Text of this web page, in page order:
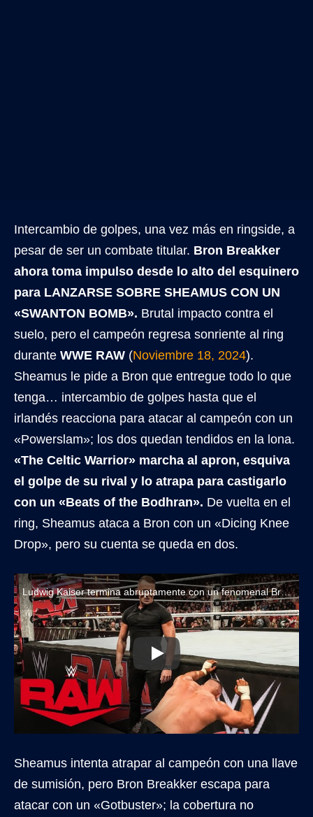
Intercambio de golpes, una vez más en ringside, a
pesar de ser un combate titular. Bron Breakker
ahora toma impulso desde lo alto del esquinero
para LANZARSE SOBRE SHEAMUS CON UN
«SWANTON BOMB». Brutal impacto contra el
suelo, pero el campeón regresa sonriente al ring
durante WWE RAW (Noviembre 18, 2024).
Sheamus le pide a Bron que entregue todo lo que
tenga… intercambio de golpes hasta que el
irlandés reacciona para atacar al campeón con un
«Powerslam»; los dos quedan tendidos en la lona.
«The Celtic Warrior» marcha al apron, esquiva
el golpe de su rival y lo atrapa para castigarlo
con un «Beats of the Bodhran». De vuelta en el
ring, Sheamus ataca a Bron con un «Dicing Knee
Drop», pero su cuenta se queda en dos.
Ludwig Kaiser termina abruptamente con un fenomenal Bron Breakker vs Sheamus por el Título Intercontinental
Sheamus intenta atrapar al campeón con una llave
de sumisión, pero Bron Breakker escapa para
atacar con un «Gotbuster»; la cobertura no